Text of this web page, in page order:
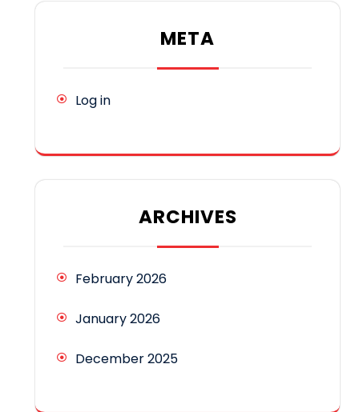
META
Log in
ARCHIVES
February 2026
January 2026
December 2025